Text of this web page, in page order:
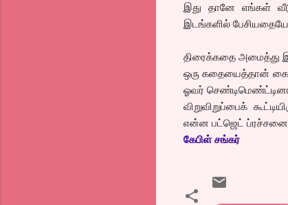
இது தானே எங்கள்
இடங்களில்
திரைக்கதை அமைத்து
ஒரு கதையைத்தான்
ஓவர்
விறுவிறுப்பைக்
என்ன பட்ஜெட்
கேபிள் சங்கர்